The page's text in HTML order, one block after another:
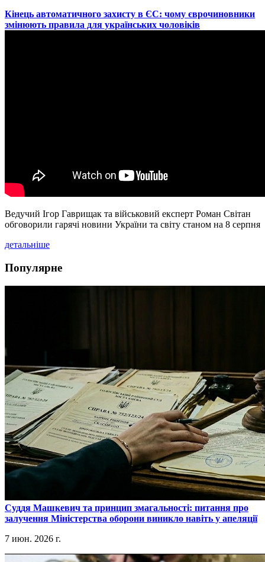
​Кінець автоматичного захисту в ЄС: чому єврочиновники
змінюють правила для українських чоловіків
Ведучий Ігор Гаврищак та військовий експерт Роман Світан
обговорили гарячі новини України та світу станом на 8 серпня
детальніше
Популярне
​Суддя Машкевич та принцип змагальності: питання про
залучення Міністерства оборони виникло навіть у апеляції
7 июн. 2026 г.